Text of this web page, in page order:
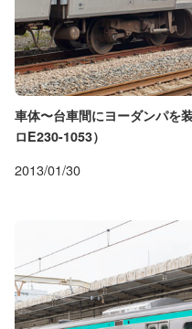
車体〜台車間にヨーダンパを
ロE230-1053）
2013/01/30